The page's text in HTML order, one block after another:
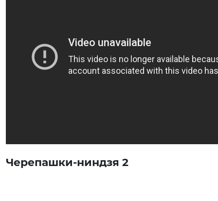
Черепашки-ниндзя 2